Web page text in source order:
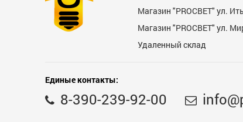
Магазин "PROCBET" ул.
Магазин "PROСВЕТ" ул.
Удаленный склад
Единые контакты:
8-390-239-92-00